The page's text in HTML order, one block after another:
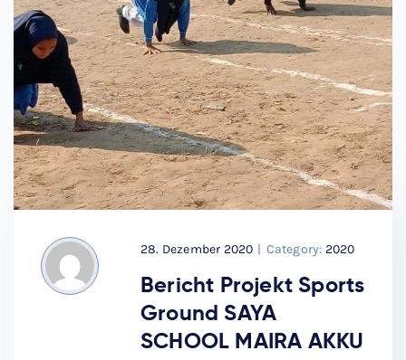
28. Dezember 2020 | Category: 2020
Bericht Projekt Sports
Ground SAYA
SCHOOL MAIRA AKKU